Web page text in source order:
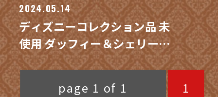
2024.05.14
ディズニーコレクション品 未
使用 ダッフィー＆シェリーメ
イ ぬいぐるみバッジ 大量 買
取 / 買取専門 金沢買取プラザ
page 1 of 1 1